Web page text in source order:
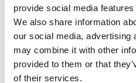
provide social media
We also share information
our social media, advertising
may combine it with other
provided to them or that
of their services.
ASC XS-Lift Personenlift
Arbeitshöhe 3,8 m